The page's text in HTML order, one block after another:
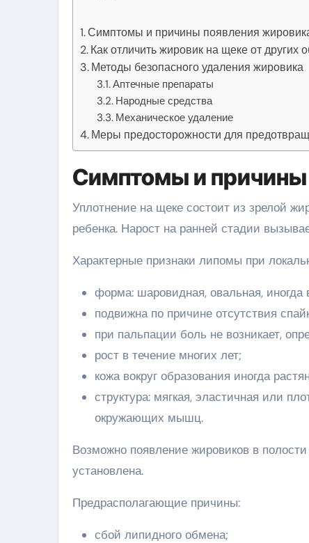
Симптомы и причины появления
Как отличить жировик на щеке от других
Методы безопасного удаления жировика
Аптечные препараты
Народные средства
Механическое удаление
Меры предосторожности для
Симптомы и
Уплотнение на щеке состоит из зрелой
ребенка. Нарост на ранней стадии
Характерные признаки липомы при
форма: шаровидная, овальная, иногда
подвижна по причине отсутствия
при пальпации боль не возникает,
рост в течение многих лет;
кожа вокруг образования иногда
структура: мягкая, эластичная или
окружающих мышц.
Возможно появление жировиков в
установлена.
Предрасполагающие причины:
сбой липидного обмена;